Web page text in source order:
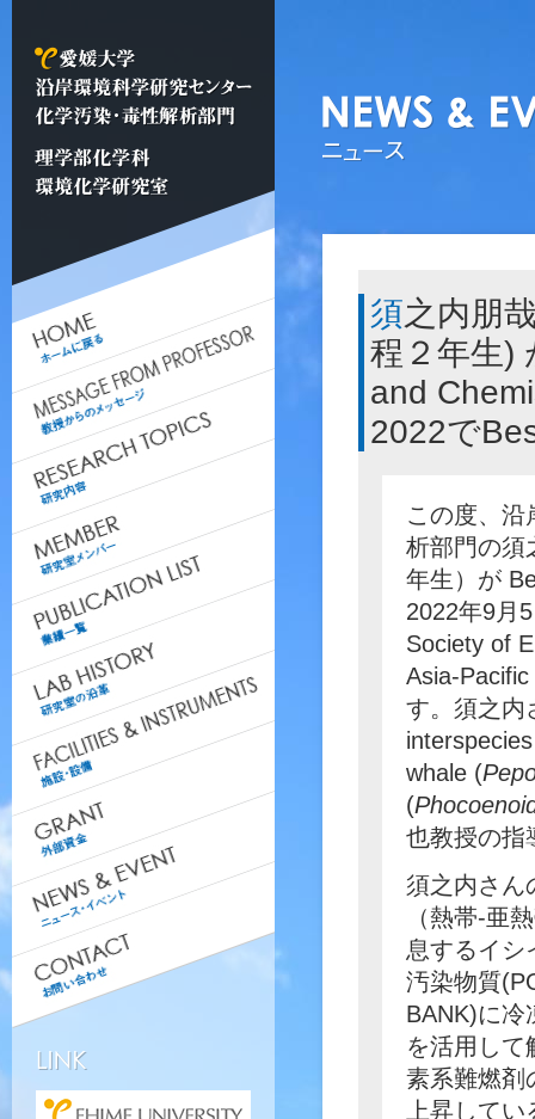
須之内朋哉さん (大学院理工学研究科博士後期課
程２年生)
and
2022で
この度、沿
析部門の須
年生）が
2022年9月
Society of
Asia-
す。須之内
whale (
(
也教授の指
須之内さん
（熱帯-亜
息するイシ
汚染物質
BANK)に冷
を活用して
素系難燃剤
上昇して